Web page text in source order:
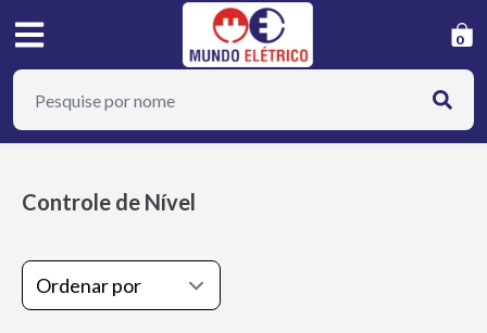
0
Controle de Nível